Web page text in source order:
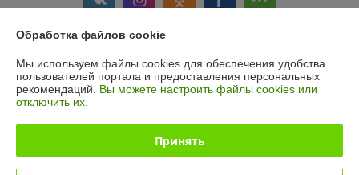
Информация для покупателя
Юридическое лицо:УП "7 Мастеров"
223035 Минский р-н, а/г Ратомка, ул. Новая, д. 22, ком. 1К
Регистрационный номер ЕГР: 192572296
Обработка файлов cookie
Мы используем файлы cookies для обеспечения удобства
пользователей портала и предоставления персональных
рекомендаций. Вы можете настроить файлы cookies или
отключить их.
Принять